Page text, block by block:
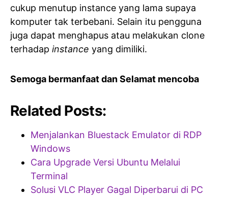
cukup menutup instance yang lama supaya
komputer tak terbebani. Selain itu pengguna
juga dapat menghapus atau melakukan clone
terhadap instance yang dimiliki.
Semoga bermanfaat dan Selamat mencoba
Related Posts:
Menjalankan Bluestack Emulator di RDP
Windows
Cara Upgrade Versi Ubuntu Melalui
Terminal
Solusi VLC Player Gagal Diperbarui di PC